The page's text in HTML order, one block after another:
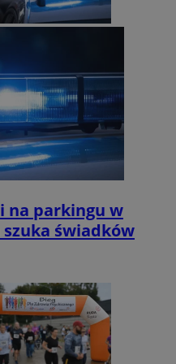
na parkingu w
szuka świadków